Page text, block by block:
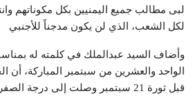
لبى مطالب جميع اليمنيين بكل مكوناتهم
لكل الشعب، الذي لن يكون مدجناً للأجنبي
وأضاف السيد عبدالملك في كلمته له
الواحد والعشرين من سبتمبر المباركة، أن
قبل ثورة 21 سبتمبر وصلت إلى درجة